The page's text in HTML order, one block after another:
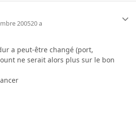
200520 a
a peut-être changé (port,
ne serait alors plus sur le bon